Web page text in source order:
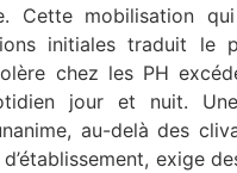
Cette mobilisation
initiales traduit le
chez les PH
jour et nuit.
au-delà des
exige